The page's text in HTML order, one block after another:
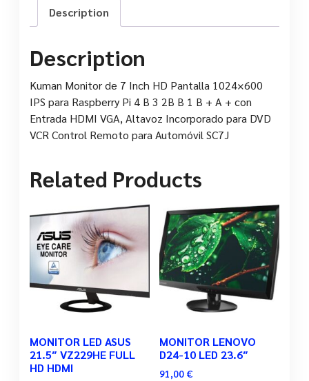
Description
Description
Kuman Monitor de 7 Inch HD Pantalla 1024×600
IPS para Raspberry Pi 4 B 3 2B B 1 B + A + con
Entrada HDMI VGA, Altavoz Incorporado para DVD
VCR Control Remoto para Automóvil SC7J
Related Products
MONITOR LED ASUS
21.5″ VZ229HE FULL
HD HDMI
MONITOR LENOVO
D24-10 LED 23.6″
91,00 €